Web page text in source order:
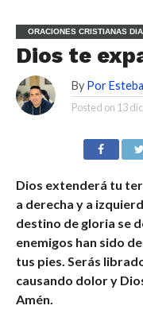
ORACIONES CRISTIANAS
Dios te
By Por
Posted on 13
Dios extenderá tu
a derecha y a
destino de gloria se
enemigos han sido
tus pies. Serás
causando dolor y
Amén.